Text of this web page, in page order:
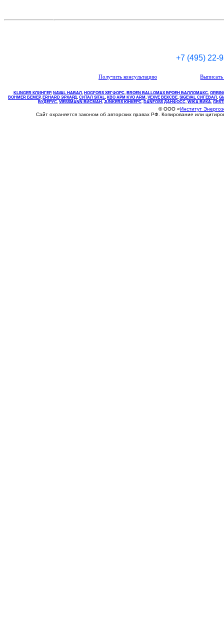
+7 (495) 22-
Получить консультацию
KLINGER КЛИНГЕР, NAVAL НАВАЛ , НOGFORS ХЕГФОРС, BROEN BALLOMAX БРОЕН БАЛЛОМАКС,
BOHMER БЕМЕР, ERHARD ЭРХАРД, СИТАЛ SITAL, КВО АРМ KVO ARM, VEXVE ВЕКСВЕ, SIGEVAL СИГЕВАЛ ,
БУДЕРУС, VIESSMANN ВИСМАН , JUNKERS ЮНКЕРС. DANFOSS ДАНФОСС, WIKA ВИКА,
© ООО «Институт
Сайт охраняется законом об авторских правах РФ. Копирование или